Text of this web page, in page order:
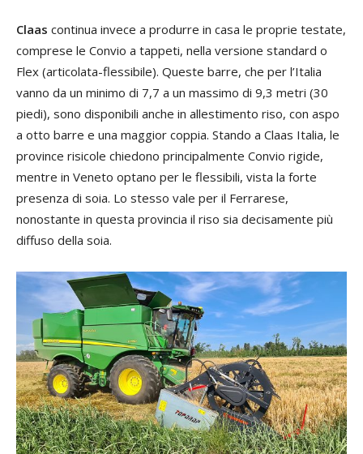
Claas continua invece a produrre in casa le proprie testate,
comprese le Convio a tappeti, nella versione standard o
Flex (articolata-flessibile). Queste barre, che per l’Italia
vanno da un minimo di 7,7 a un massimo di 9,3 metri (30
piedi), sono disponibili anche in allestimento riso, con aspo
a otto barre e una maggior coppia. Stando a Claas Italia, le
province risicole chiedono principalmente Convio rigide,
mentre in Veneto optano per le flessibili, vista la forte
presenza di soia. Lo stesso vale per il Ferrarese,
nonostante in questa provincia il riso sia decisamente più
diffuso della soia.